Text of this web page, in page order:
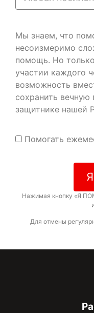
Мы знаем, что
несоизмеримо
помощь. Но
участии каждого
возможность
сохранить
защитнике нашей
Помогать
Нажимая кнопку «Я
Для отмены